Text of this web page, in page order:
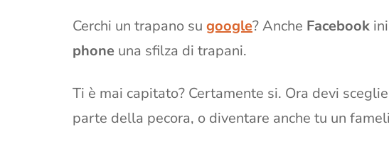
Cerchi un trapano su google? Anche Facebook
phone una sfilza di trapani.
Ti è mai capitato? Certamente si. Ora devi
parte della pecora, o diventare anche tu un